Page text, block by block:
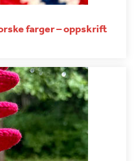
farger – oppskrift